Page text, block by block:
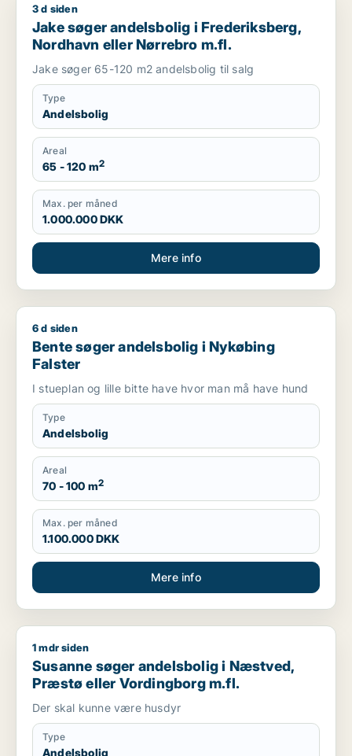
Jake søger andelsbolig i Frederiksberg, Nordhavn eller
3 d siden
Jake søger andelsbolig i Frederiksberg,
Nordhavn eller Nørrebro m.fl.
Jake søger 65-120 m2 andelsbolig til salg
Type
Andelsbolig
Areal
65 - 120 m2
Max. per måned
1.000.000 DKK
Mere info
Bente søger andelsbolig i Nykøbing Falster
6 d siden
Bente søger andelsbolig i Nykøbing
Falster
I stueplan og lille bitte have hvor man må have hund
Type
Andelsbolig
Areal
70 - 100 m2
Max. per måned
1.100.000 DKK
Mere info
Susanne søger andelsbolig i Næstved, Præstø eller
1 mdr siden
Susanne søger andelsbolig i Næstved,
Præstø eller Vordingborg m.fl.
Der skal kunne være husdyr
Type
Andelsbolig